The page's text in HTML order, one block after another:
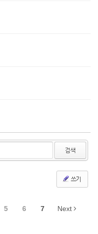
검색
쓰기
5 6 7 Next